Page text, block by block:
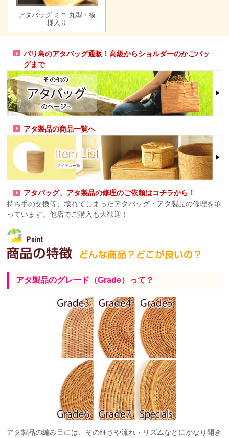
アタバッグ ミニ 丸型・模
様入り
バリ島のアタバッグ通販！高級からショルダーのかごバッ
グまで
アタ製品の商品一覧へ
アタバッグ、アタ製品の修理のご依頼はコチラから！
持ち手の交換等、壊れてしまったアタバッグ・アタ製品の修理を承
っています。他店でご購入も大歓迎！
アタ製品のグレード（Grade）って？
アタ製品の編み目には、その細さや流れ・リズムなどにかなり開き